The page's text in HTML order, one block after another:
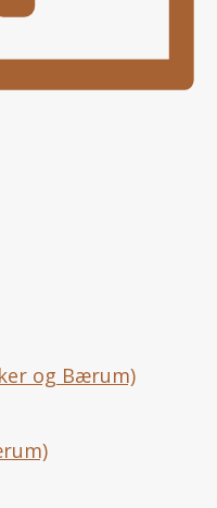
og Bærum)